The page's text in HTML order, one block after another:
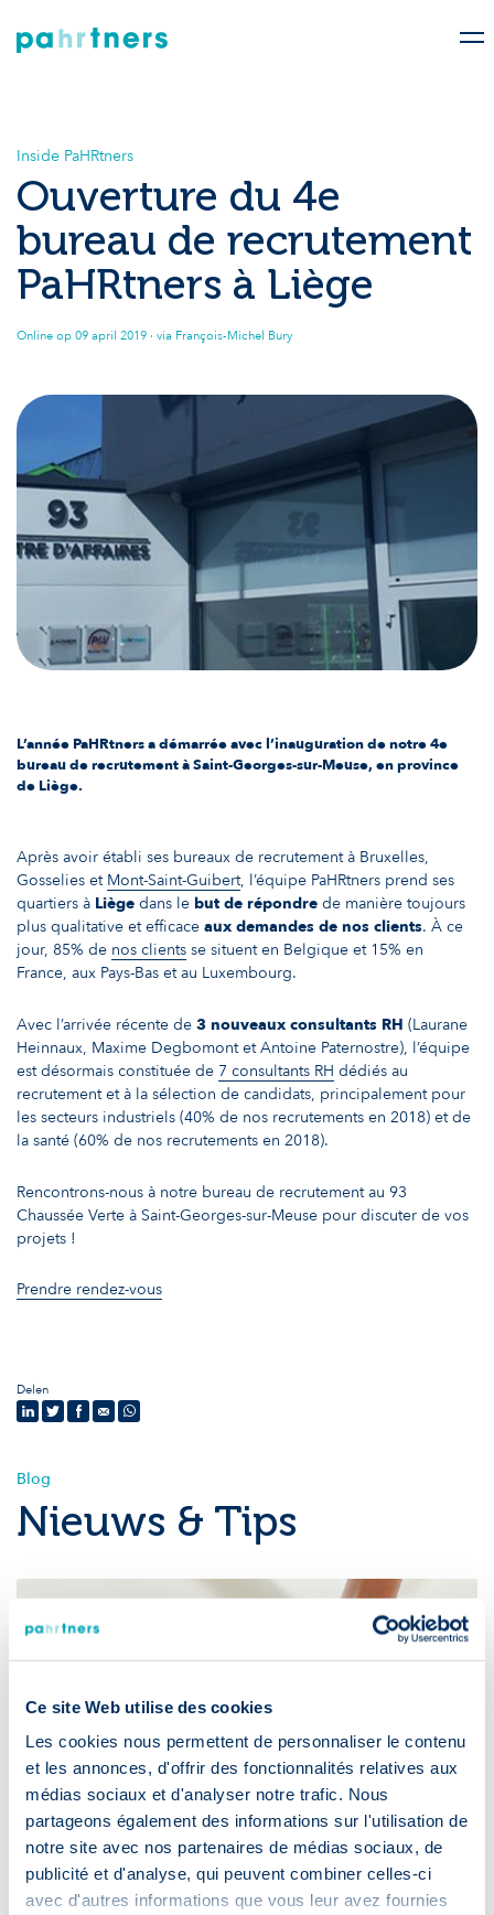
Ce site Web utilise des cookies
Les cookies nous permettent de personnaliser le contenu
et les annonces, d'offrir des fonctionnalités relatives aux
médias sociaux et d'analyser notre trafic. Nous
partageons également des informations sur l'utilisation de
notre site avec nos partenaires de médias sociaux, de
publicité et d'analyse, qui peuvent combiner celles-ci
avec d'autres informations que vous leur avez fournies
Inside PaHRtners
Ouverture du 4e
bureau de recrutement
PaHRtners à Liège
Online op 09 april 2019 · via François-Michel Bury
L’année PaHRtners a démarrée avec l’inauguration de notre 4e
bureau de recrutement à Saint-Georges-sur-Meuse, en province
de Liège.
Après avoir établi ses bureaux de recrutement à Bruxelles,
Gosselies et Mont-Saint-Guibert, l’équipe PaHRtners prend ses
quartiers à Liège dans le but de répondre de manière toujours
plus qualitative et efficace aux demandes de nos clients. À ce
jour, 85% de nos clients se situent en Belgique et 15% en
France, aux Pays-Bas et au Luxembourg.
Avec l’arrivée récente de 3 nouveaux consultants RH (Laurane
Heinnaux, Maxime Degbomont et Antoine Paternostre), l’équipe
est désormais constituée de 7 consultants RH dédiés au
recrutementet à la sélection de candidats, principalement pour
les secteurs industriels (40% de nos recrutements en 2018) et de
la santé (60% de nos recrutements en 2018).
Rencontrons-nous à notre bureau de recrutement au 93
Chaussée Verte à Saint-Georges-sur-Meuse pour discuter de vos
projets !
Prendre rendez-vous
Delen
Blog
Nieuws & Tips